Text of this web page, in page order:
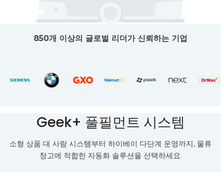
850개 이상의 글로벌 리더가 신뢰하는 기업
Geek+ 풀필먼트 시스템
소형 상품 대 사람 시스템부터 하이베이 다단계 운영까지, 물류
창고에 적합한 자동화 솔루션을 선택하세요.